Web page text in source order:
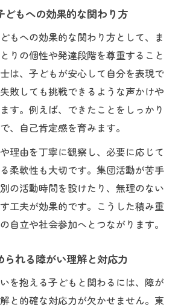
知るべき障がい児支援の業務内容
で広がる障がい児支援のキャリア
児童指導員の違いと適性ポイント
どもへの効果的な関わり方
もへの効果的な関わり方として、ま
りの個性や発達段階を尊重すること
は、子どもが安心して自分を表現で
敗しても挑戦できるような声かけや
す。例えば、できたことをしっかり
、自己肯定感を育みます。
理由を丁寧に観察し、必要に応じて
柔軟性も大切です。集団活動が苦手
の活動時間を設けたり、無理のない
工夫が効果的です。こうした積み重
自立や社会参加へとつながります。
られる障がい理解と対応力
を抱える子どもと関わるには、障が
と的確な対応力が欠かせません。東